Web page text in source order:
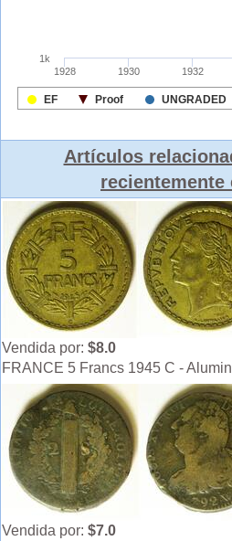
Artículos
recientemente
Vendida por: $8.0
FRANCE 5 Francs 1945 C -
Vendida por: $7.0